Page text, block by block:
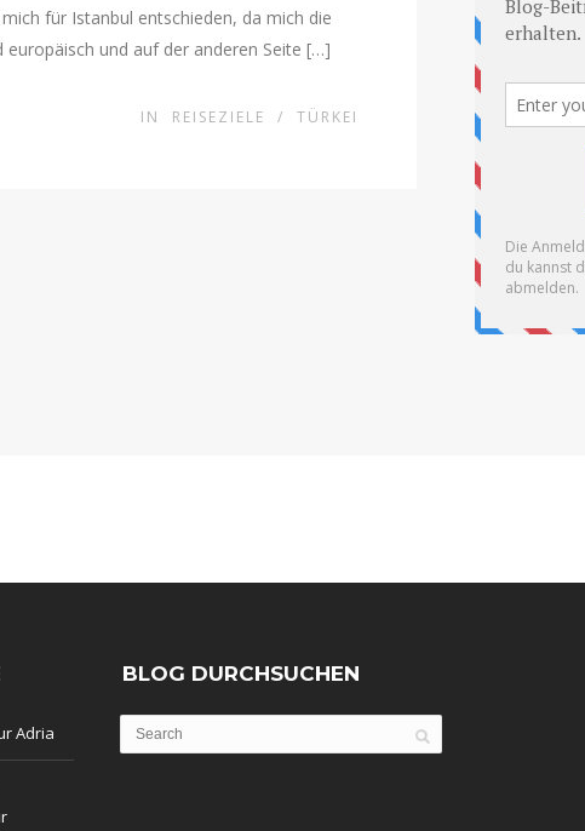
für Istanbul entschieden, da mich die
und auf der anderen Seite […]
IN REISEZIELE / TÜRKEI
Adria
BLOG DURCHSUCHEN